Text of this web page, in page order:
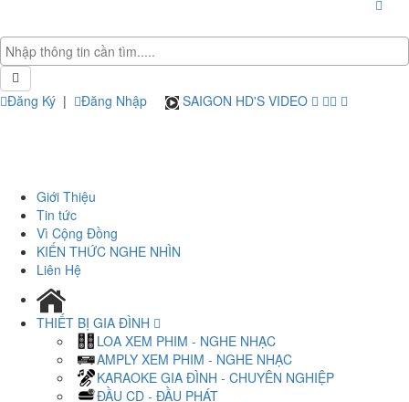
Đăng Ký | Đăng Nhập SAIGON HD'S VIDEO
Giới Thiệu
Tin tức
Vì Cộng Đồng
KIẾN THỨC NGHE NHÌN
Liên Hệ
THIẾT BỊ GIA ĐÌNH
LOA XEM PHIM - NGHE NHẠC
AMPLY XEM PHIM - NGHE NHẠC
KARAOKE GIA ĐÌNH - CHUYÊN NGHIỆP
ĐẦU CD - ĐẦU PHÁT